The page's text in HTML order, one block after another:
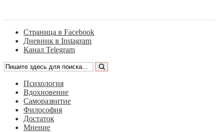
Страница в Facebook
Дневник в Instagram
Канал Telegram
Психология
Вдохновение
Саморазвитие
Философия
Достаток
Мнение